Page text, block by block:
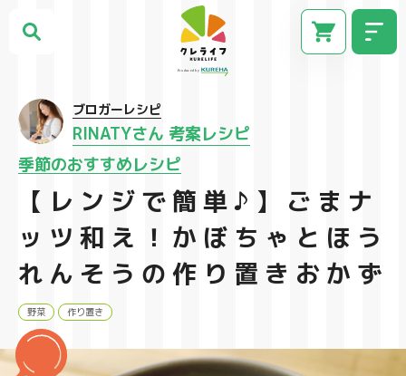
ブロガーレシピ
RINATYさん 考案レシピ
季節のおすすめレシピ
【レンジで簡単♪】ごまナ
ッツ和え！かぼちゃとほう
れんそうの作り置きおかず
野菜 作り置き